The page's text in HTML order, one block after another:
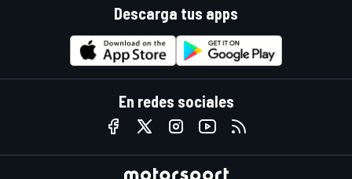
Descarga tus apps
En redes sociales